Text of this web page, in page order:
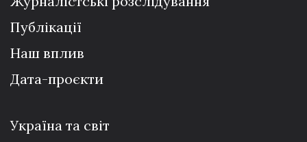
Публікації
Наш вплив
Дата-проєкти
Україна та світ